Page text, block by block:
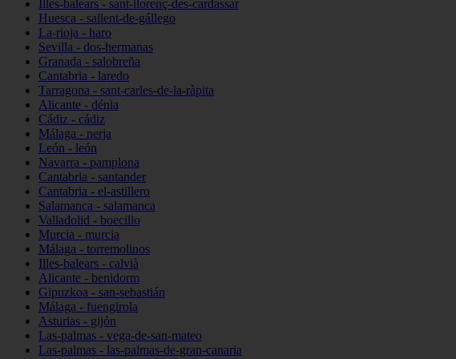
Illes-balears - sant-llorenç-des-cardassar
Huesca - sallent-de-gállego
La-rioja - haro
Sevilla - dos-hermanas
Granada - salobreña
Cantabria - laredo
Tarragona - sant-carles-de-la-ràpita
Alicante - dénia
Cádiz - cádiz
Málaga - nerja
León - león
Navarra - pamplona
Cantabria - santander
Cantabria - el-astillero
Salamanca - salamanca
Valladolid - boecillo
Murcia - murcia
Málaga - torremolinos
Illes-balears - calvià
Alicante - benidorm
Gipuzkoa - san-sebastián
Málaga - fuengirola
Asturias - gijón
Las-palmas - vega-de-san-mateo
Las-palmas - las-palmas-de-gran-canaria